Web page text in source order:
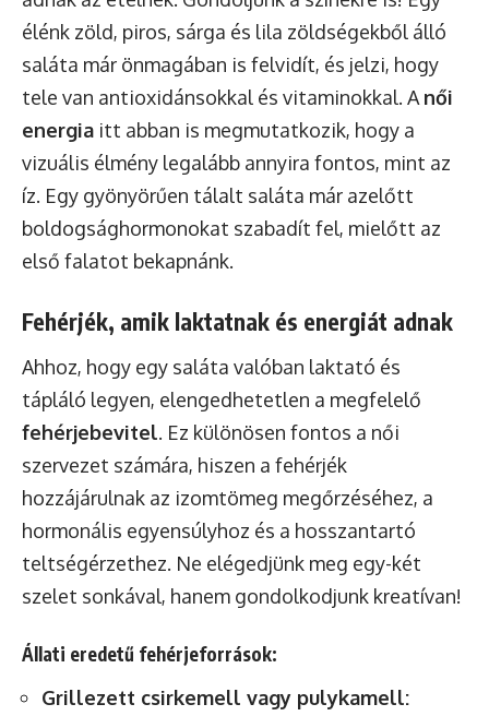
élénk zöld, piros, sárga és lila zöldségekből álló
saláta már önmagában is felvidít, és jelzi, hogy
tele van antioxidánsokkal és vitaminokkal. A női
energia itt abban is megmutatkozik, hogy a
vizuális élmény legalább annyira fontos, mint az
íz. Egy gyönyörűen tálalt saláta már azelőtt
boldogsághormonokat szabadít fel, mielőtt az
első falatot bekapnánk.
Fehérjék, amik laktatnak és energiát adnak
Ahhoz, hogy egy saláta valóban laktató és
tápláló legyen, elengedhetetlen a megfelelő
fehérjebevitel. Ez különösen fontos a női
szervezet számára, hiszen a fehérjék
hozzájárulnak az izomtömeg megőrzéséhez, a
hormonális egyensúlyhoz és a hosszantartó
teltségérzethez. Ne elégedjünk meg egy-két
szelet sonkával, hanem gondolkodjunk kreatívan!
Állati eredetű fehérjeforrások:
Grillezett csirkemell vagy pulykamell: